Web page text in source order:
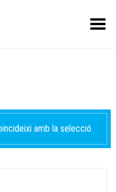
Obrir/tancar el menú
amb la selecció.